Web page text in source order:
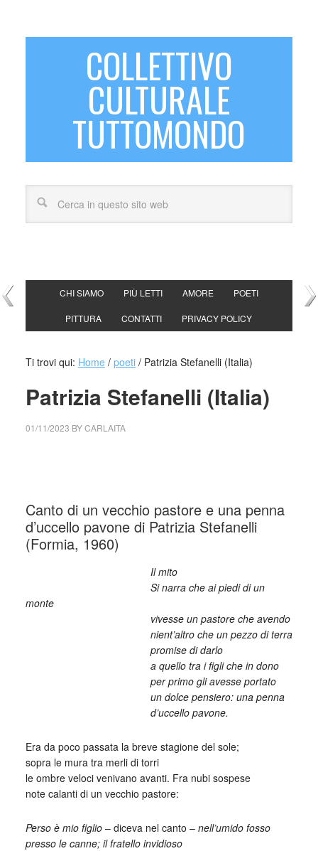
COLLETTIVO
CULTURALE
TUTTOMONDO
CHI SIAMO PIÙ LETTI AMORE POETI
PITTURA CONTATTI PRIVACY POLICY
Ti trovi qui: Home / poeti /Patrizia Stefanelli (Italia)
Patrizia Stefanelli (Italia)
01/11/2023 BYCARLAITA
Canto di un vecchio pastore e una penna
d’uccello pavone di Patrizia Stefanelli
(Formia, 1960)
Il mito
Si narra che ai piedi di un
monte
vivesse un pastore che avendo
nient’altro che un pezzo di terra
promise di darlo
a quello tra i figli che in dono
per primo gli avesse portato
un dolce pensiero: una penna
d’uccello pavone.
Era da poco passata la breve stagione del sole;
sopra le mura tra merli di torri
le ombre veloci venivano avanti. Fra nubi sospese
note calanti di un vecchio pastore:
Perso è mio figlio– diceva nel canto – nell’umido fosso
presso le canne; il fratello invidioso